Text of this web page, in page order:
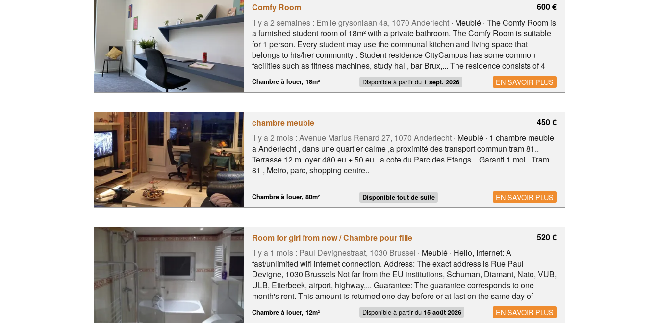
Comfy Room
il y a 2 semaines : Emile grysonlaan 4a, 1070 Anderlecht∙ Meublé ∙ The Comfy Room is
a furnished student room of 18m² with a private bathroom. The Comfy Room is suitable
for 1 person. Every student may use the communal kitchen and living space that
belongs to his/her community . Student residence CityCampus has some common
facilities such as fitness machines, study hall, bar Brux,... The residence consists of 4
floors, each floor is characterized by a certain color. The color of each floor will be
reflected in the furniture in the studio. You can find more information on our website us at
Chambre à louer, 18m² Disponible à partir du1 sept. 2026
600 €
EN SAVOIR PLUS
chambre meuble
il y a 2 mois : Avenue Marius Renard 27, 1070 Anderlecht∙ Meublé ∙ 1 chambre meuble
a Anderlecht , dans une quartier calme ,a proximité des transport commun tram 81..
Terrasse 12 m loyer 480 eu + 50 eu . a cote du Parc des Etangs .. Garanti 1 moi . Tram
81 , Metro, parc, shopping centre..
Chambre à louer, 80m² Disponible tout de suite
450 €
EN SAVOIR PLUS
Room for girl from now / Chambre pour fille
il y a 1 mois : Paul Devignestraat, 1030 Brussel ∙ Meublé ∙ Hello, Internet: A
fast/unlimited wifi internet connection. Address: The exact address is Rue Paul
Devigne, 1030 Brussels Not far from the EU institutions, Schuman, Diamant, Nato, VUB,
ULB, Etterbeek, airport, highway,... Guarantee: The guarantee corresponds to one
month's rent. This amount is returned one day before or at last on the same day of
leaving. Inventory: Amicable inventory. Domiciliation: possible. Washing machine: no,
laundrys are located at few seconds from the house. Contact: Kara Email: : Chazal area,
Chambre à louer, 12m² Disponible à partir du15 août 2026
520 €
EN SAVOIR PLUS